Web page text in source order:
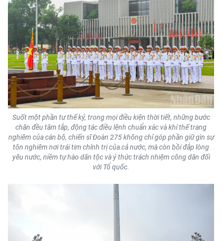
Suốt một phần tư thế kỷ, trong mọi điều kiện thời tiết, những bước
chân đều tăm tắp, động tác điều lệnh chuẩn xác và khí thế trang
nghiêm của cán bộ, chiến sĩ Đoàn 275 không chỉ góp phần giữ gìn sự
tôn nghiêm nơi trái tim chính trị của cả nước, mà còn bồi đắp lòng
yêu nước, niềm tự hào dân tộc và ý thức trách nhiệm công dân đối
với Tổ quốc.